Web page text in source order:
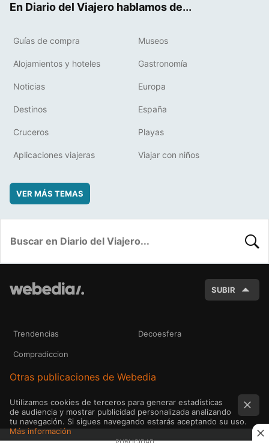
En Diario del Viajero hablamos de...
Guías de compra Museos
Alojamientos y hoteles Gastronomía
Noticias Europa
Destinos España
Cruceros Playas
Aplicaciones viajeras Viajar con niños
VER MÁS TEMAS
SUBIR
Trendencias Decoesfera
Compradiccion
Otras publicaciones de Webedia
Utilizamos cookies de terceros para generar estadísticas
de audiencia y mostrar publicidad personalizada analizando
tu navegación. Si sigues navegando estarás aceptando su uso.
Más información